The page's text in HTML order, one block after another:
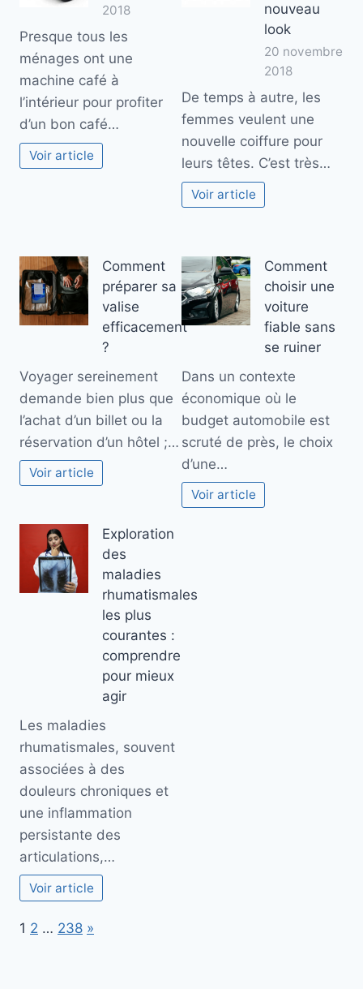
2018
Presque tous les
ménages ont une
machine café à
l’intérieur pour profiter
d’un bon café…
Voir article
nouveau
look
20 novembre
2018
De temps à autre, les
femmes veulent une
nouvelle coiffure pour
leurs têtes. C’est très…
Voir article
Comment
préparer sa
valise
efficacement
?
Voyager sereinement
demande bien plus que
l’achat d’un billet ou la
réservation d’un hôtel ;…
Voir article
Comment
choisir une
voiture
fiable sans
se ruiner
Dans un contexte
économique où le
budget automobile est
scruté de près, le choix
d’une…
Voir article
Exploration
des
maladies
rhumatismales
les plus
courantes :
comprendre
pour mieux
agir
Les maladies
rhumatismales, souvent
associées à des
douleurs chroniques et
une inflammation
persistante des
articulations,…
Voir article
Page:
1 2 … 238 Next
»